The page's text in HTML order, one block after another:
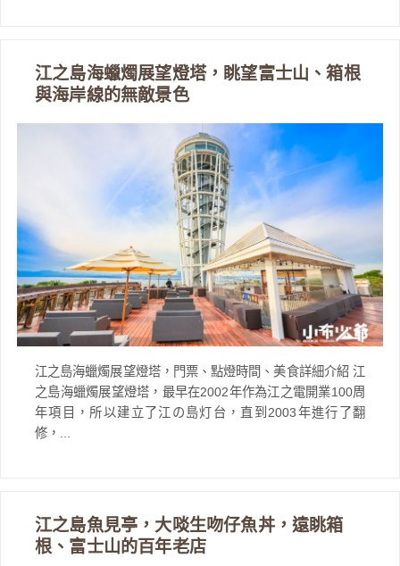
江之島海蠟燭展望燈塔，眺望富士山、箱根
與海岸線的無敵景色
江之島海蠟燭展望燈塔，門票、點燈時間、美食詳細介紹 江
之島海蠟燭展望燈塔，最早在2002年作為江之電開業100周
年項目，所以建立了江の島灯台，直到2003年進行了翻
修，...
江之島魚見亭，大啖生吻仔魚丼，遠眺箱
根、富士山的百年老店